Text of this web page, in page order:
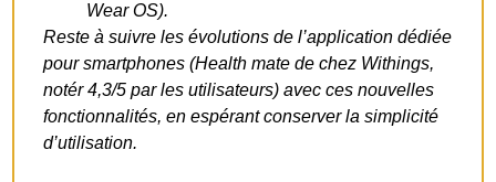
Wear OS).
Reste à suivre les évolutions de l’application dédiée
pour smartphones (Health mate de chez Withings,
notér 4,3/5 par les utilisateurs) avec ces nouvelles
fonctionnalités, en espérant conserver la simplicité
d’utilisation.